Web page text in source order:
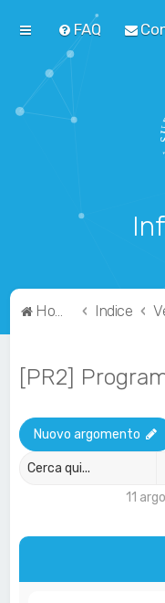
FAQ
Home Indice
[PR2]
Nuovo argomento
11